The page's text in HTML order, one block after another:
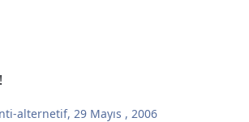
alternetif, 29 Mayıs , 2006